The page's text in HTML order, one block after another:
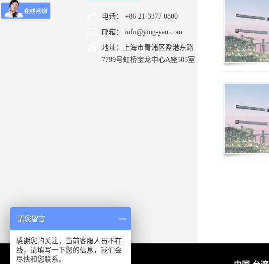
电话： +86 21-3377 0800
邮箱： info@ying-yan.com
地址：上海市青浦区盈港东路
7799号虹桥宝龙中心A座505室
请您留言
感谢您的关注，当前客服人员不在
线，请填写一下您的信息，我们会
尽快和您联系。